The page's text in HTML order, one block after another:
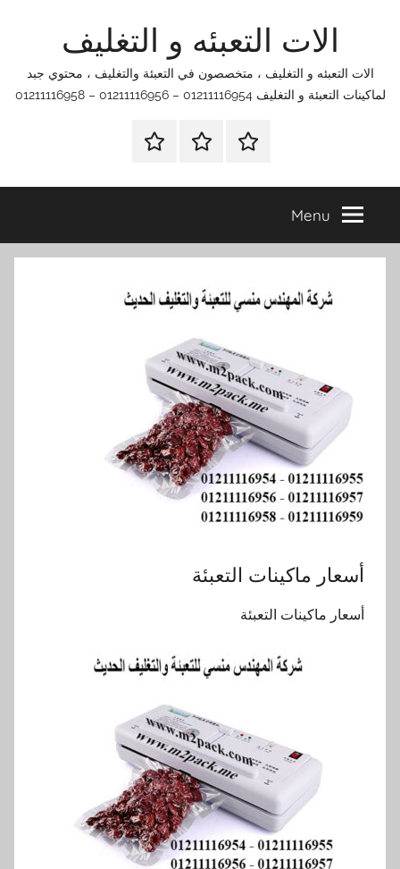
الات التعبئه و التغليف
الات التعبئه و التغليف ، متخصصون في التعبئة والتغليف ، محتوي جبد
لماكينات التعبئة و التغليف 01211116954 – 01211116956 – 01211116958
الرئيسيةاتصل
اتـصـل
في
التي
Menu
أسعار ماكينات التعبئة
أسعار ماكينات التعبئة